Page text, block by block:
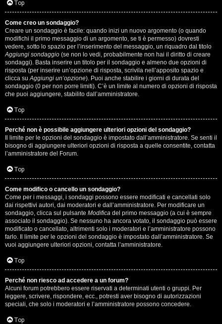
Top
Come creo un sondaggio?
Creare un sondaggio è facile: quando inizi un nuovo argomento (o quando
modifichi il primo messaggio di un argomento, se ti è permesso) dovresti
vedere, sotto lo spazio per l’inserimento del messaggio, un riquadro dal titolo
Aggiungi sondaggio (se non lo vedi, probabilmente non hai il diritto di creare
sondaggi). Basta inserire un titolo per il sondaggio e almeno due opzioni di
risposta (per inserire un’opzione di risposta, scrivila nell’apposito spazio e
clicca suAggiungi un’opzione). Puoi anche stabilire i giorni di durata del
sondaggio (0 per non porre limiti). C’è un limite al numero di opzioni di risposta
che puoi aggiungere, stabilito dall’amministratore.
Top
Perché non è possibile aggiungere ulteriori opzioni del sondaggio?
Il limite per le opzioni del sondaggio è impostato dall’amministratore. Se senti il
bisogno di aggiungere ulteriori opzioni di risposta a quelle consentite, contatta
l’amministratore del Forum.
Top
Come modifico o cancello un sondaggio?
Come per i messaggi, i sondaggi possono essere modificati e cancellati solo
dai rispettivi autori, dai moderatori e dall’amministratore. Per modificare un
sondaggio, clicca sul pulsante Modifica del primo messaggio (a cui è sempre
associato il sondaggio). Se nessuno ha ancora votato, il sondaggio può essere
modificato o cancellato, altrimenti solo i moderatori e l’amministratore possono
farlo. Il limite per le opzioni del sondaggio è impostato dall’amministratore. Se
vuoi aggiungere ulteriori opzioni, contatta l’amministratore.
Top
Perché non riesco ad accedere a un forum?
Alcuni forum potrebbero essere riservati a determinati utenti o gruppi. Per
leggere, scrivere, rispondere, ecc., potresti aver bisogno di autorizzazioni
speciali, che solo i moderatori e l’amministratore possono concedere.
Top
d
i
G
i
g
i
D
'
A
g
o
s
t
i
n
o
.
.
.